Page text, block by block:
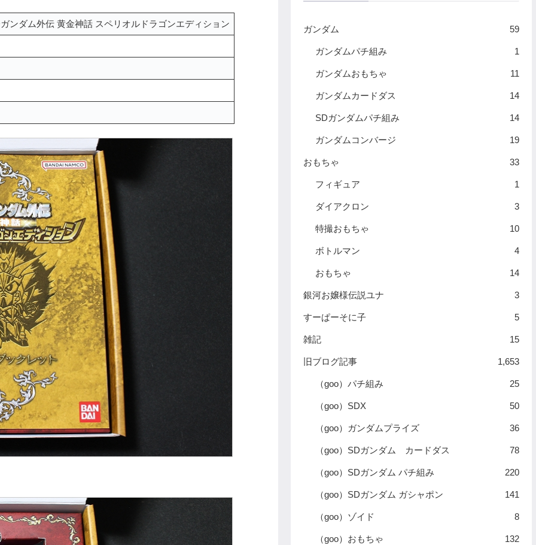
ンダム外伝 黄金神話 スペリオルドラゴンエディション
ガンダム 59
ガンダムパチ組み 1
ガンダムおもちゃ 11
ガンダムカードダス 14
SDガンダムパチ組み 14
ガンダムコンバージ 19
おもちゃ 33
フィギュア 1
ダイアクロン 3
特撮おもちゃ 10
ボトルマン 4
おもちゃ 14
銀河お嬢様伝説ユナ 3
すーぱーそに子 5
雑記 15
旧ブログ記事 1,653
（goo）パチ組み 25
（goo）SDX 50
（goo）ガンダムプライズ 36
（goo）SDガンダム カードダス 78
（goo）SDガンダム パチ組み 220
（goo）SDガンダム ガシャポン 141
（goo）ゾイド 8
（goo）おもちゃ 132